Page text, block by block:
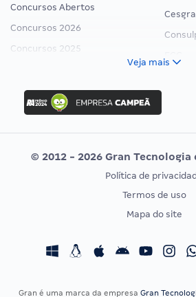
Concursos Abertos
Concursos 2026
Concursos 2025
Concurso Ibama
Concurso MPU
Editais publicados
CONCURSOS POR PROFISSÃO
Concursos Fiscais
Veja mais
© 2012 - 2026 Gran Tecnologia
Política de
Termos de uso
Mapa do site
Gran é uma marca da empresa Gran